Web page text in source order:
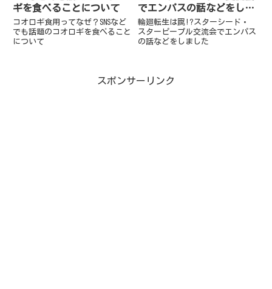
ギを食べることについて
コオロギ食用ってなぜ？SNSなど
でも話題のコオロギを食べること
について
でエンパスの話などをしま
した
輪廻転生は罠!?スターシード・
スターピープル交流会でエンパス
の話などをしました
スポンサーリンク